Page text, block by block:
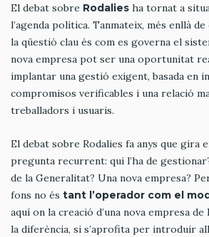
El debat sobre Rodalies ha tornat a
l’agenda política. Tanmateix, més enllà
la qüestió clau és com es governa el
nova empresa pot ser una oportunitat
implantar una gestió exigent, basada en
compromisos verificables i una relació
treballadors i usuaris.
El debat sobre Rodalies fa anys que gira
pregunta recurrent: qui l’ha de
de la Generalitat? Una nova empresa?
fons no és tant l’operador com el
aquí on la creació d’una nova empresa
la diferència, si s’aprofita per introduir